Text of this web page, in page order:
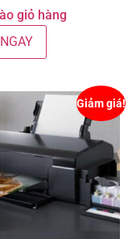
giỏ hàng
Giảm giá!